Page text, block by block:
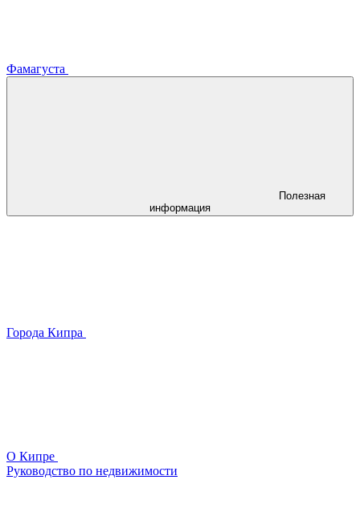
Фамагуста
Полезная
информация
Города Кипра
О Кипре
Руководство по недвижимости